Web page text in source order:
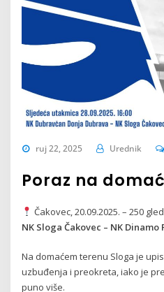
ruj 22, 2025 Urednik
Poraz na
Čakovec, 20.09.2025. – 250
NK Sloga Čakovec – NK Dinamo
Na domaćem terenu Sloga je
uzbuđenja i preokreta, iako je
puno više.